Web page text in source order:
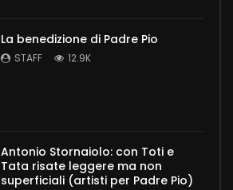
La benedizione di Padre Pio
STAFF 12.9K
Antonio Stornaiolo: con Toti e
Tata risate leggere ma non
superficiali (artisti per Padre Pio)